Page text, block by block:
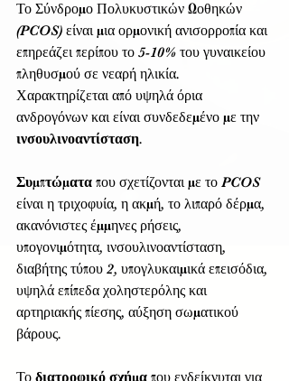
Το Σύνδρομο Πολυκυστικών Ωοθηκών
(PCOS) είναι μια ορμονική ανισορροπία και
επηρεάζει περίπου το 5-10% του γυναικείου
πληθυσμού σε νεαρή ηλικία.
Χαρακτηρίζεται από υψηλά όρια
ανδρογόνων και είναι συνδεδεμένο με την
ινσουλινοαντίσταση.
Συμπτώματα που σχετίζονται με το PCOS
είναι η τριχοφυία, η ακμή, το λιπαρό δέρμα,
ακανόνιστες έμμηνες ρήσεις,
υπογονιμότητα, ινσουλινοαντίσταση,
διαβήτης τύπου 2, υπογλυκαιμικά επεισόδια,
υψηλά επίπεδα χοληστερόλης και
αρτηριακής πίεσης, αύξηση σωματικού
βάρους.
Το διατροφικό σχήμα που ενδείκνυται για